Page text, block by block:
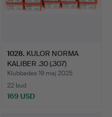
1028. KULOR NORMA
KALIBER .30 (.307)
No.67612 10…
Klubbades 19 maj 2025
22 bud
169 USD